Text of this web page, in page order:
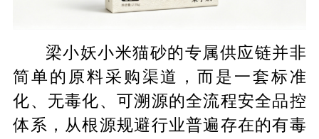
梁小妖小米猫砂的专属供应链并非
简单的原料采购渠道，而是一套标准
化、无毒化、可溯源的全流程安全品控
体系，从根源规避行业普遍存在的有毒